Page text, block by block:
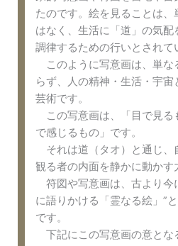
たのです。絵を見ることは
はなく、生活に「道」の気配
調律するための行いとされて
このように写意画は、単な
らず、人の精神・生活・宇宙
芸術です。
この写意画は、「目で見る
で感じるもの」です。
それは道（タオ）と通じ、
観る者の内面を静かに動かす
符図や写意画は、古より今
に語りかける「霊なる絵」”
です。
下記にこの写意画の意とな